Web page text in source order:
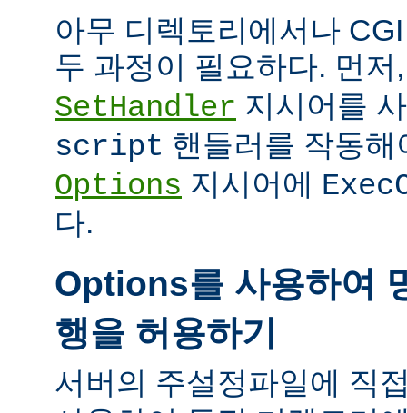
아무 디렉토리에서나
두 과정이 필요하다. 먼
SetHandler 지시어를
script 핸들러를 작동
Options 지시어에
다.
Options를 사용하여
행을 허용하기
서버의 주설정파일에 직